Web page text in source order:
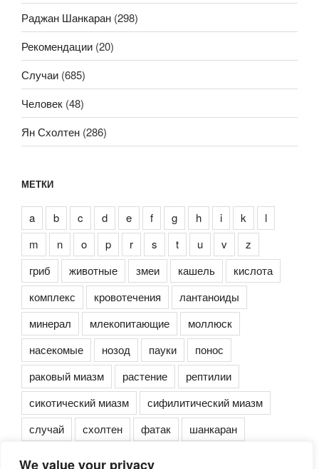
We value your privacy
Раджан Шанкаран (298)
Рекомендации (20)
Случаи (685)
Человек (48)
Ян Схолтен (286)
МЕТКИ
a b c d e f g h i k
l
m
n o p r s t u v
z
гриб
животные змеи кашель
кислота
комплекс
кровотечения
лантаноиды
минерал
млекопитающие
моллюск
насекомые
нозод пауки
понос
раковый миазм
растение
рептилии
сикотический миазм
сифилитический миазм
случай
схолтен фатак шанкаран